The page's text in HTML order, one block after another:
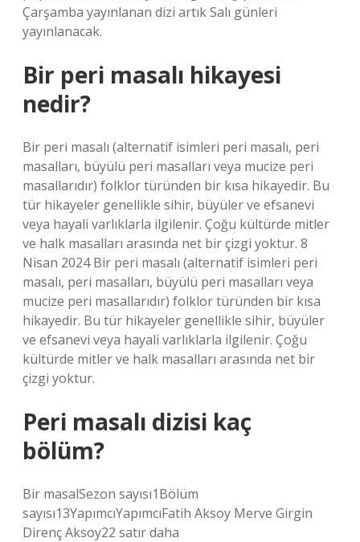
Çarşamba yayınlanan dizi artık Salı günleri
yayınlanacak.
Bir peri masalı hikayesi
nedir?
Bir peri masalı (alternatif isimleri peri masalı, peri
masalları, büyülü peri masalları veya mucize peri
masallarıdır) folklor türünden bir kısa hikayedir. Bu
tür hikayeler genellikle sihir, büyüler ve efsanevi
veya hayali varlıklarla ilgilenir. Çoğu kültürde mitler
ve halk masalları arasında net bir çizgi yoktur. 8
Nisan 2024 Bir peri masalı (alternatif isimleri peri
masalı, peri masalları, büyülü peri masalları veya
mucize peri masallarıdır) folklor türünden bir kısa
hikayedir. Bu tür hikayeler genellikle sihir, büyüler
ve efsanevi veya hayali varlıklarla ilgilenir. Çoğu
kültürde mitler ve halk masalları arasında net bir
çizgi yoktur.
Peri masalı dizisi kaç
bölüm?
Bir masalSezon sayısı1Bölüm
sayısı13YapımcıYapımcıFatih Aksoy Merve Girgin
Direnç Aksoy22 satır daha